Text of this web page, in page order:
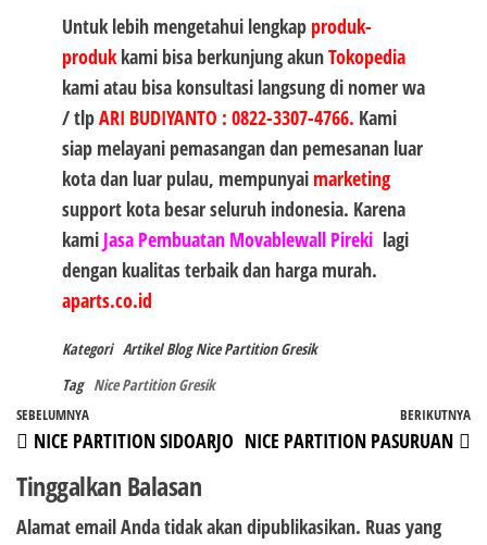
Untuk lebih mengetahui lengkap produk-
produkkami bisa berkunjung akunTokopedia
kami atau bisa konsultasi langsung di nomer wa
/ tlpARI BUDIYANTO : 0822-3307-4766. Kami
siap melayani pemasangan dan pemesanan luar
kota dan luar pulau, mempunyai marketing
support kota besar seluruh indonesia. Karena
kami Jasa Pembuatan Movablewall Pireki lagi
dengan kualitas terbaik dan harga murah.
aparts.co.id
Kategori Artikel Blog Nice Partition Gresik
Tag Nice Partition Gresik
Navigasi
pos
Pos
Sebelumnya
SEBELUMNYA
NICE PARTITION SIDOARJO
BERIKUTNYA
NICE PARTITION PASURUAN
Tinggalkan Balasan
Alamat email Anda tidak akan dipublikasikan. Ruas yang